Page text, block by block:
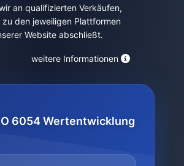
an qualifizierten Verkäufen,
den jeweiligen Plattformen
Website abschließt.
weitere Informationen
6054 Wertentwicklung